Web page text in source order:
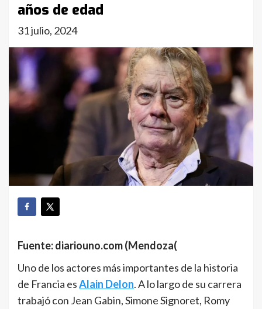
años de edad
31 julio, 2024
Fuente: diariouno.com (Mendoza(
Uno de los actores más importantes de la historia
de Francia esAlain Delon. A lo largo de su carrera
trabajó con Jean Gabin, Simone Signoret, Romy